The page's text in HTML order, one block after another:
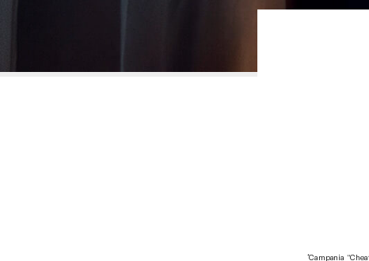
*Campania